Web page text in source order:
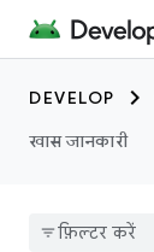
DEVELOP
खास जानकारी